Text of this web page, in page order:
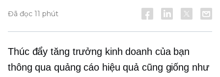
Đã đọc 11 phút
Thúc đẩy tăng trưởng kinh doanh của bạn
thông qua quảng cáo hiệu quả cũng giống như